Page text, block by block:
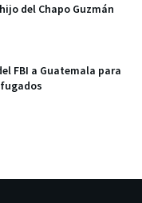
del Chapo Guzmán
FBI a Guatemala para